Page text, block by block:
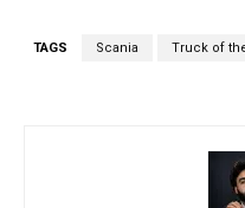
TAGS Scania Truck of